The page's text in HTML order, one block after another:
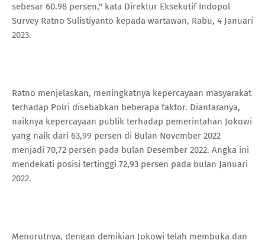
sebesar 60.98 persen," kata Direktur Eksekutif Indopol
Survey Ratno Sulistiyanto kepada wartawan, Rabu, 4 Januari
2023.
Ratno menjelaskan, meningkatnya kepercayaan masyarakat
terhadap Polri disebabkan beberapa faktor. Diantaranya,
naiknya kepercayaan publik terhadap pemerintahan Jokowi
yang naik dari 63,99 persen di Bulan November 2022
menjadi 70,72 persen pada bulan Desember 2022. Angka ini
mendekati posisi tertinggi 72,93 persen pada bulan Januari
2022.
Menurutnya, dengan demikian Jokowi telah membuka dan